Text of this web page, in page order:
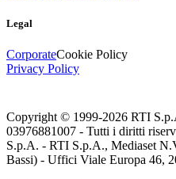
Legal
CorporateCookie Policy
Privacy Policy
Copyright © 1999-2026 RTI
03976881007 - Tutti i diritti
S.p.A. - RTI S.p.A., Mediaset
Bassi) - Uffici Viale Europa 46,